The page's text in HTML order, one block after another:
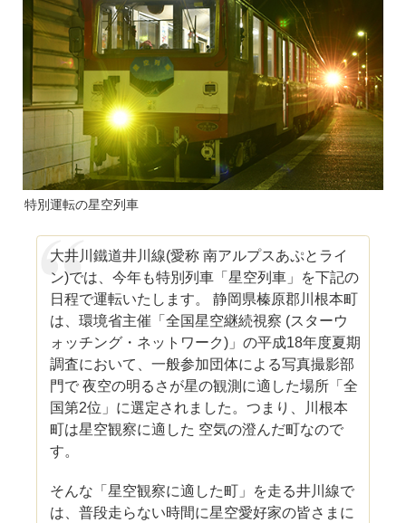
特別運転の星空列車
大井川鐵道井川線(愛称 南アルプスあぷとライ
ン)では、今年も特別列車「星空列車」を下記の
日程で運転いたします。 静岡県榛原郡川根本町
は、環境省主催「全国星空継続視察 (スターウ
ォッチング・ネットワーク)」の平成18年度夏期
調査において、一般参加団体による写真撮影部
門で 夜空の明るさが星の観測に適した場所「全
国第2位」に選定されました。つまり、川根本
町は星空観察に適した 空気の澄んだ町なので
す。
そんな「星空観察に適した町」を走る井川線で
は、普段走らない時間に星空愛好家の皆さまに